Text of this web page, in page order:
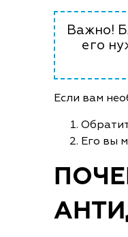
Важно!
его
Если вам
Его вы